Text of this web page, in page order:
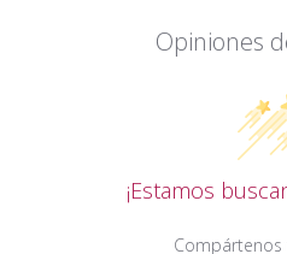
Opiniones
¡Estamos